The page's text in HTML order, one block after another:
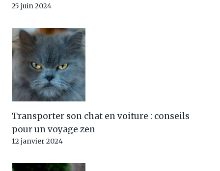
25 juin 2024
Transporter son chat en voiture : conseils
pour un voyage zen
12 janvier 2024